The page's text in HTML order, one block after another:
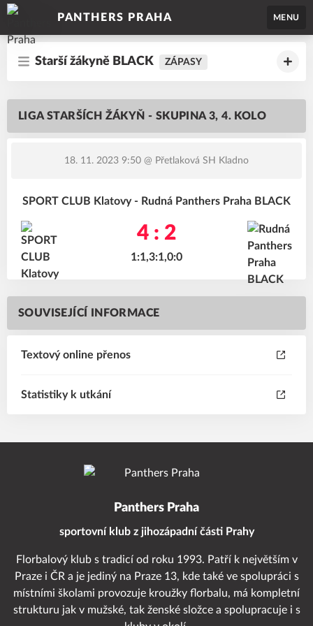
PANTHERS PRAHA MENU
Starší žákyně BLACK ZÁPASY
LIGA STARŠÍCH ŽÁKYŇ - SKUPINA 3, 4. KOLO
18. 11. 2023 9:50 @ Přetlaková SH Kladno
SPORT CLUB Klatovy - Rudná Panthers Praha BLACK
4 : 2
1:1,3:1,0:0
SOUVISEJÍCÍ INFORMACE
Textový online přenos
Statistiky k utkání
Panthers Praha
sportovní klub z jihozápadní části Prahy
Florbalový klub s tradicí od roku 1993. Patří k největším v
Praze i ČR a je jediný na Praze 13, kde také ve spolupráci s
místními školami provozuje kroužky florbalu, má kompletní
strukturu jak v mužské, tak ženské složce a spolupracuje i s